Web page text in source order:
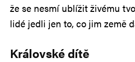
že se nesmí ublížit živému
lidé jedli jen to, co jim země
Královské dítě